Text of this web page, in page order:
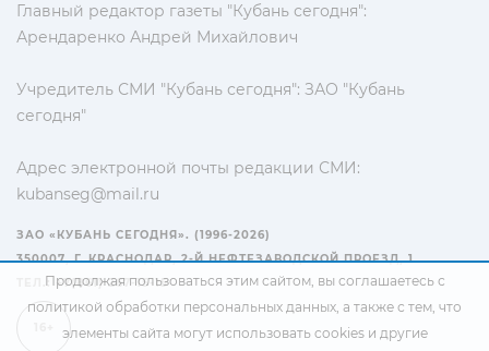
Главный редактор газеты "Кубань сегодня":
Арендаренко Андрей Михайлович
Учредитель СМИ "Кубань сегодня": ЗАО "Кубань
сегодня"
Адрес электронной почты редакции СМИ:
kubanseg@mail.ru
ЗАО «КУБАНЬ СЕГОДНЯ». (1996-2026)
350007, Г. КРАСНОДАР, 2-Й НЕФТЕЗАВОДСКОЙ ПРОЕЗД, 1
ТЕЛ.: +7(861) 267-15-15
Продолжая пользоваться этим сайтом, вы соглашаетесь с
политикой обработки персональных данных, а также с тем, что
элементы сайта могут использовать cookies и другие